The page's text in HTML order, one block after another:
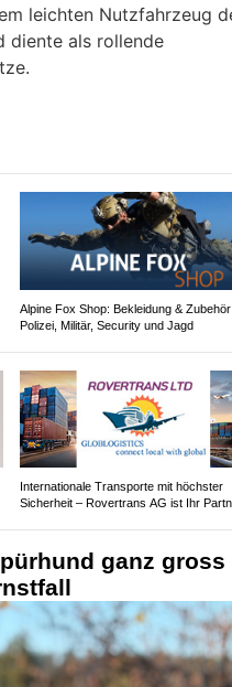
leichten Nutzfahrzeug
diente als rollende
Alpine Fox Shop: Bekleidung &
Polizei, Militär, Security und Jagd
Internationale Transporte mit höchster
Sicherheit – Rovertrans AG ist Ihr
ganz gross